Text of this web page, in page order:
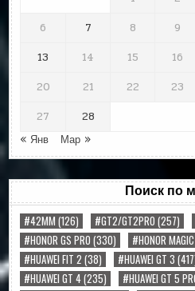
6
7 8 9
13
14 15 16
20
21 22 23
27
28
« Янв
Мар »
Поиск по
#42MM (126) #GT2/GT2PRO (257)
#HONOR GS PRO (330) #HONOR
#HUAWEI FIT 2 (38) #HUAWEI GT 3
#HUAWEI GT 4(235) #HUAWEI GT 5